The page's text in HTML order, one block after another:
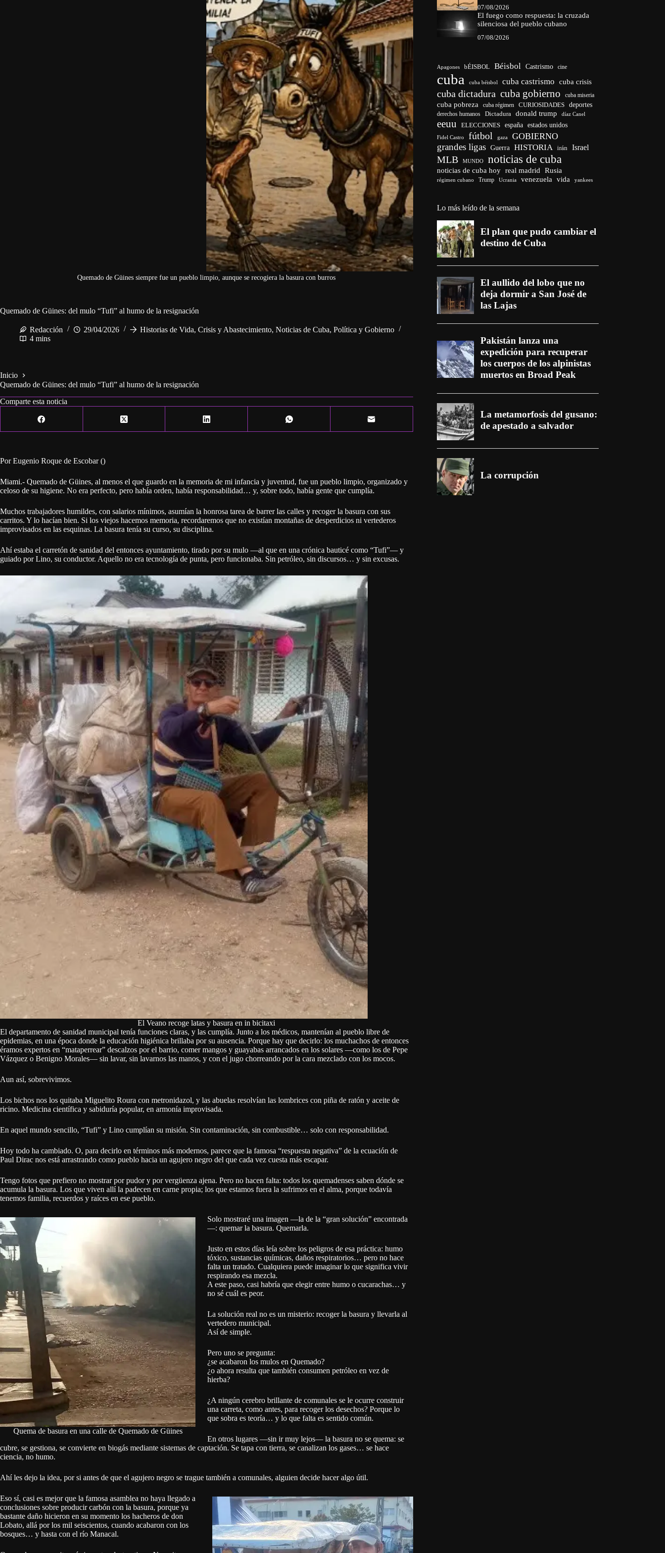
Quemado de Güines siempre fue un pueblo limpio, aunque se recogiera la basura con burros
Quemado de Güines: del mulo “Tufi” al humo de la resignación
Redacción 29/04/2026 Historias de Vida, Crisis y Abastecimiento, Noticias de Cuba, Política y Gobierno
4 mins
Inicio
Quemado de Güines: del mulo “Tufi” al humo de la resignación
Comparte esta noticia
Por Eugenio Roque de Escobar ()
Miami.- Quemado de Güines, al menos el que guardo en la memoria de mi infancia y juventud, fue un pueblo limpio, organizado y
celoso de su higiene. No era perfecto, pero había orden, había responsabilidad… y, sobre todo, había gente que cumplía.
Muchos trabajadores humildes, con salarios mínimos, asumían la honrosa tarea de barrer las calles y recoger la basura con sus
carritos. Y lo hacían bien. Si los viejos hacemos memoria, recordaremos que no existían montañas de desperdicios ni vertederos
improvisados en las esquinas. La basura tenía su curso, su disciplina.
Ahí estaba el carretón de sanidad del entonces ayuntamiento, tirado por su mulo —al que en una crónica bauticé como “Tufi”— y
guiado por Lino, su conductor. Aquello no era tecnología de punta, pero funcionaba. Sin petróleo, sin discursos… y sin excusas.
El Veano recoge latas y basura en in bicitaxi
El departamento de sanidad municipal tenía funciones claras, y las cumplía. Junto a los médicos, mantenían al pueblo libre de
epidemias, en una época donde la educación higiénica brillaba por su ausencia. Porque hay que decirlo: los muchachos de entonces
éramos expertos en “mataperrear” descalzos por el barrio, comer mangos y guayabas arrancados en los solares —como los de Pepe
Vázquez o Benigno Morales— sin lavar, sin lavarnos las manos, y con el jugo chorreando por la cara mezclado con los mocos.
Aun así, sobrevivimos.
Los bichos nos los quitaba Miguelito Roura con metronidazol, y las abuelas resolvían las lombrices con piña de ratón y aceite de
ricino. Medicina científica y sabiduría popular, en armonía improvisada.
En aquel mundo sencillo, “Tufi” y Lino cumplían su misión. Sin contaminación, sin combustible… solo con responsabilidad.
Hoy todo ha cambiado. O, para decirlo en términos más modernos, parece que la famosa “respuesta negativa” de la ecuación de
Paul Dirac nos está arrastrando como pueblo hacia un agujero negro del que cada vez cuesta más escapar.
Tengo fotos que prefiero no mostrar por pudor y por vergüenza ajena. Pero no hacen falta: todos los quemadenses saben dónde se
acumula la basura. Los que viven allí la padecen en carne propia; los que estamos fuera la sufrimos en el alma, porque todavía
tenemos familia, recuerdos y raíces en ese pueblo.
Quema de basura en una calle de Quemado de Güines
Solo mostraré una imagen —la de la “gran solución” encontrada
—: quemar la basura. Quemarla.
Justo en estos días leía sobre los peligros de esa práctica: humo
tóxico, sustancias químicas, daños respiratorios… pero no hace
falta un tratado. Cualquiera puede imaginar lo que significa vivir
respirando esa mezcla.
A este paso, casi habría que elegir entre humo o cucarachas… y
no sé cuál es peor.
La solución real no es un misterio: recoger la basura y llevarla al
vertedero municipal.
Así de simple.
Pero uno se pregunta:
¿se acabaron los mulos en Quemado?
¿o ahora resulta que también consumen petróleo en vez de
hierba?
¿A ningún cerebro brillante de comunales se le ocurre construir
una carreta, como antes, para recoger los desechos? Porque lo
que sobra es teoría… y lo que falta es sentido común.
En otros lugares —sin ir muy lejos— la basura no se quema: se
cubre, se gestiona, se convierte en biogás mediante sistemas de captación. Se tapa con tierra, se canalizan los gases… se hace
ciencia, no humo.
Ahí les dejo la idea, por si antes de que el agujero negro se trague también a comunales, alguien decide hacer algo útil.
Eso sí, casi es mejor que la famosa asamblea no haya llegado a
conclusiones sobre producir carbón con la basura, porque ya
bastante daño hicieron en su momento los hacheros de don
Lobato, allá por los mil seiscientos, cuando acabaron con los
bosques… y hasta con el río Manacal.
07/08/2026
El fuego como respuesta: la cruzada
silenciosa del pueblo cubano
07/08/2026
Apagones bÉISBOL Béisbol Castrismo cine
cuba cuba béisbol cuba castrismo cuba crisis
cuba dictadura cuba gobierno cuba miseria
cuba pobreza cuba régimen CURIOSIDADES deportes
derechos humanos Dictadura donald trump díaz Canel
eeuu ELECCIONES españa estados unidos
Fidel Castro fútbol gaza GOBIERNO
grandes ligas Guerra HISTORIA irán Israel
MLB MUNDO noticias de cuba
noticias de cuba hoy real madrid Rusia
régimen cubano Trump Ucrania venezuela vida yankees
Lo más leído de la semana